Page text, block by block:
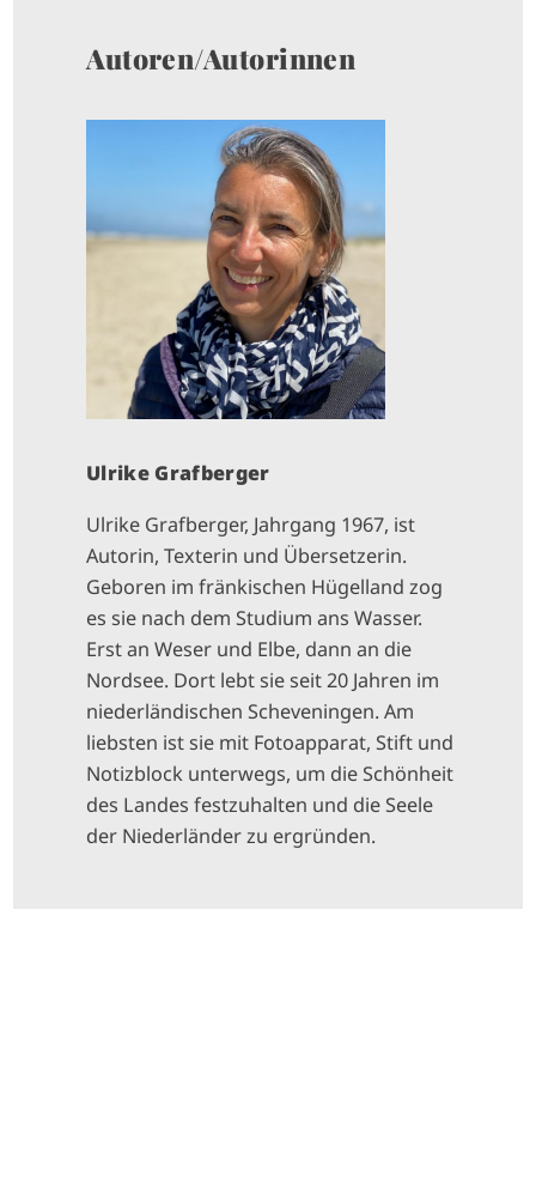
Autoren/Autorinnen
G
E
Ulrike Grafberger
Ulrike Grafberger, Jahrgang 1967, ist
Autorin, Texterin und Übersetzerin.
Geboren im fränkischen Hügelland zog
es sie nach dem Studium ans Wasser.
Erst an Weser und Elbe, dann an die
Nordsee. Dort lebt sie seit 20 Jahren im
niederländischen Scheveningen. Am
liebsten ist sie mit Fotoapparat, Stift und
Notizblock unterwegs, um die Schönheit
des Landes festzuhalten und die Seele
der Niederländer zu ergründen.